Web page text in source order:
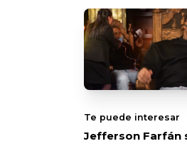
Te puede interesar
Jefferson Farfán